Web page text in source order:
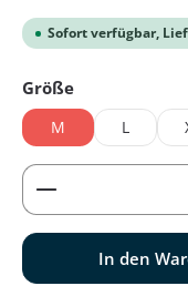
Sofort verfügbar,
Größeauswählen
M L
Produkt Anzahl:
In den